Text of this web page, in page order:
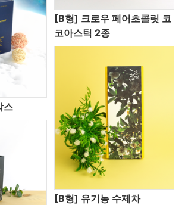
스
[B형] 크로우 페어초콜릿 코
코아스틱 2종
[B형] 유기농 수제차